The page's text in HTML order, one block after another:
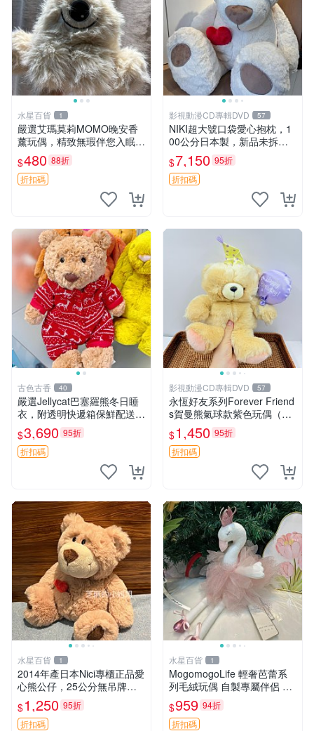
水星百貨 1
嚴選艾瑪莫莉MOMO晚安香
薰玩偶，精致無瑕伴您入眠
晚安精靈 香薰玩具 玩偶收藏
$480 88折
折扣碼
影視動漫CD專輯DVD 57
NIKI超大號口袋愛心抱枕，1
00公分日本製，新品未拆封
胖嘟嘟收藏推薦 愛心抱枕 日
本 抱枕
$7,150 95折
折扣碼
古色古香 40
嚴選Jellycat巴塞羅熊冬日睡
衣，附透明快遞箱保鮮配送，
童趣可愛可收藏 巴塞羅熊 睡
衣 透明袋
$3,690 95折
折扣碼
影視動漫CD專輯DVD 57
永恆好友系列Forever Friend
s賀曼熊氣球款紫色玩偶（鼻
子稍有磨損） 中古玩具 氣球
熊 玩偶
$1,450 95折
折扣碼
水星百貨 1
2014年產日本Nici專櫃正品愛
心熊公仔，25公分無吊牌全
新 愛心熊 公仔 熊抱玩偶
$1,250 95折
折扣碼
水星百貨 1
MogomogoLife 輕奢芭蕾系
列毛絨玩偶 自製專屬伴侶 帶
標牌全新成色 芭蕾系列 毛絨
玩偶 安撫玩具 新款上架
$959 94折
折扣碼